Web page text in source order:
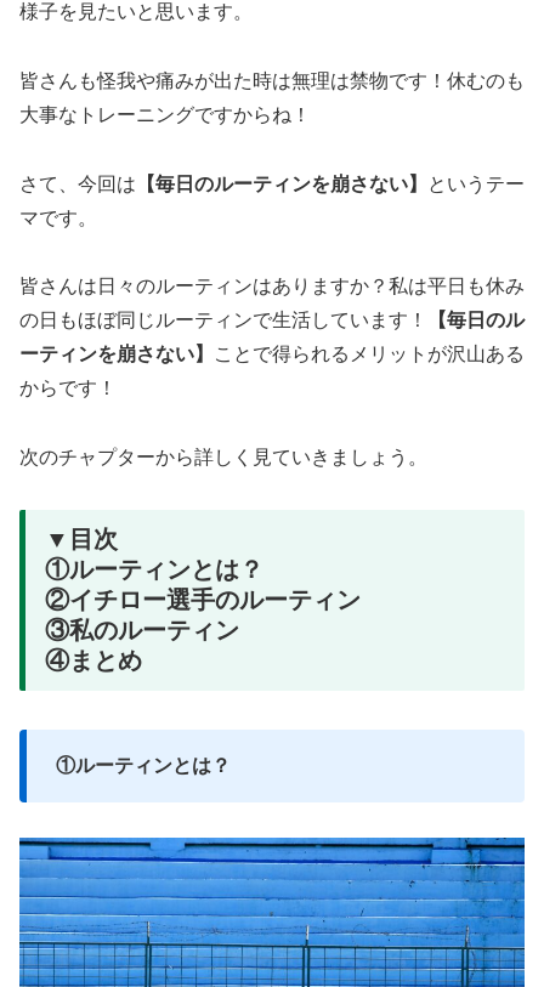
様子を見たいと思います。
皆さんも怪我や痛みが出た時は無理は禁物です！休むのも
大事なトレーニングですからね！
さて、今回は 【毎日のルーティンを崩さない】
というテー
マです。
皆さんは日々のルーティンはありますか？私は平日も休み
の日もほぼ同じルーティンで生活しています！
【毎日のル
ーティンを崩さない】
ことで得られるメリットが沢山ある
からです！
次のチャプターから詳しく見ていきましょう。
▼目次
①ルーティンとは？
②イチロー選手のルーティン
③私のルーティン
④まとめ
①ルーティンとは？